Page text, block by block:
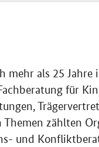
mehr als 25
für
Themen zählten
und